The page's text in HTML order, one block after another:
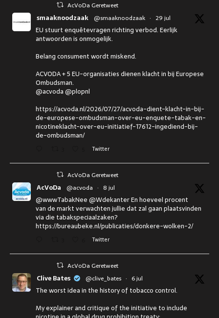
AcVoDa Geretweet
smaaknoodzaak @smaaknoodzaak · 29 jul
EU stuurt enquêtevragen richting verbod. Eerlijk
antwoorden is onmogelijk.
Belang consument wordt miskend.
ACVODA + 5 EU-organisaties dienen klacht in bij Europese
Ombudsman.
@acvoda @plopnl
https://acvoda.nl/2026/07/27/acvoda-dient-klacht-in-bij-
de-europese-ombudsman-over-eu-enquete-tabak-en-
nicotineklacht-over-eu-initiatief-17612-ingediend-bij-
de-ombudsman/
Twitter
AcVoDa Geretweet
AcVoDa @acvoda · 8 jul
@wwwTabakNee @Wdekanter En hoeveel procent
van de markt verwachten jullie dat zal gaan plaatsvinden
via die tabakspeciaalzaken?
https://bureaubeke.nl/publicaties/donkere-wolken-2/
Twitter
AcVoDa Geretweet
Clive Bates @clive_bates · 6 jul
The worst idea in the history of tobacco control.
My explainer and critique of the initiative to include